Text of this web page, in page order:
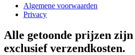
Algemene voorwaarden
Privacy
Alle getoonde prijzen
exclusief verzendkosten.